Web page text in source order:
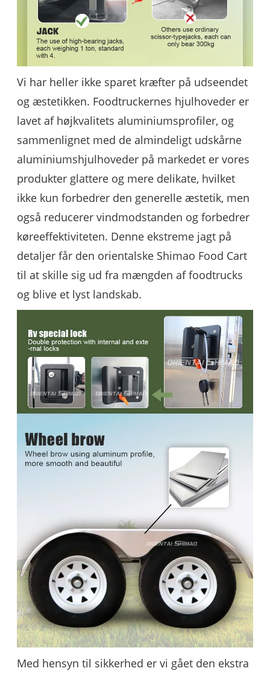
Vi har heller ikke sparet kræfter på udseendet
og æstetikken. Foodtruckernes hjulhoveder er
lavet af højkvalitets aluminiumsprofiler, og
sammenlignet med de almindeligt udskårne
aluminiumshjulhoveder på markedet er vores
produkter glattere og mere delikate, hvilket
ikke kun forbedrer den generelle æstetik, men
også reducerer vindmodstanden og forbedrer
køreeffektiviteten. Denne ekstreme jagt på
detaljer får den orientalske Shimao Food Cart
til at skille sig ud fra mængden af ​​foodtrucks
og blive et lyst landskab.
Med hensyn til sikkerhed er vi gået den ekstra